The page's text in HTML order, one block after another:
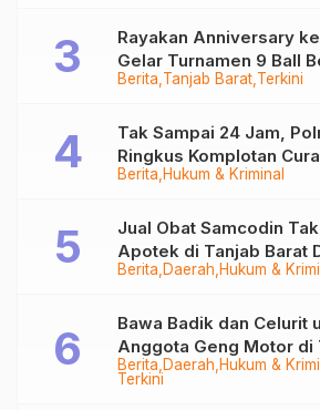
Berita Tanjab Barat Terkini
Rayakan Anniversary
Gelar Turnamen 9 Ball
Juta
Berita Hukum & Kriminal
Tak Sampai 24 Jam,
Ringkus Komplotan
Tungkal
Berita Daerah Hukum &
Jual Obat Samcodin
Apotek di Tanjab Barat
Berita Daerah Hukum &
Terkini
Bawa Badik dan Celurit
Anggota Geng Motor di
Diringkus